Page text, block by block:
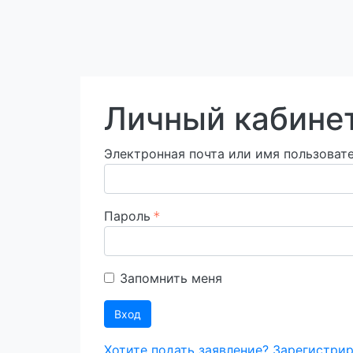
Личный
Электронная почта или имя
Пароль
Запомнить меня
Вход
Хотите подать заявление?